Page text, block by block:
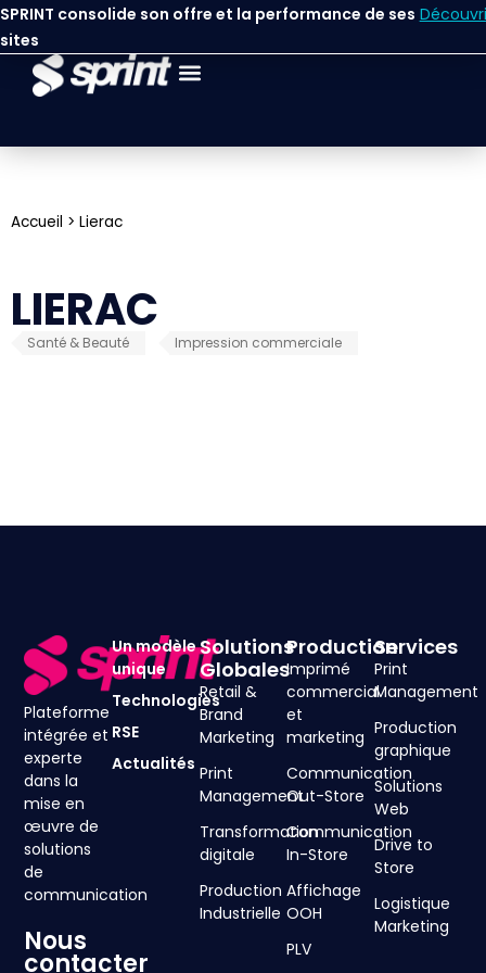
SPRINT consolide son offre et la performance de ses
sites
Accueil > Lierac
LIERAC
Santé & Beauté Impression commerciale
Plateforme
intégrée et
experte
dans la
mise en
œuvre de
solutions
de
communication
Nous
contacter
Un modèle
unique
Technologies
RSE
Actualités
Solutions
Globales
Retail &
Brand
Marketing
Print
Management
Transformation
digitale
Production
Industrielle
Production
Imprimé
commercial
et
marketing
Communication
Out-Store
Communication
In-Store
Affichage
OOH
PLV
Services
Print
Management
Production
graphique
Solutions
Web
Drive to
Store
Logistique
Marketing